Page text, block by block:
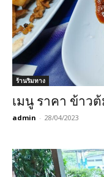
ร้านริมทาง
เมนู ราคา ข้าว
admin - 28/04/2023